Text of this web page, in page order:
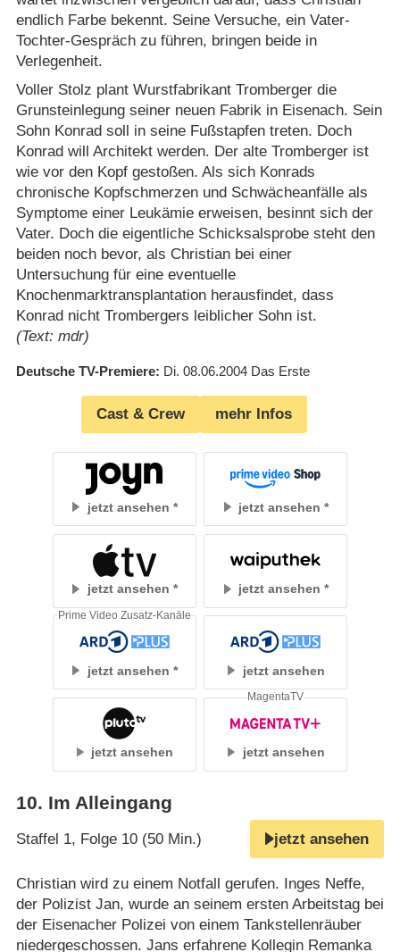
endlich Farbe bekennt. Seine Versuche, ein Vater-
Tochter-Gespräch zu führen, bringen beide in
Verlegenheit.
Voller Stolz plant Wurstfabrikant Tromberger die
Grunsteinlegung seiner neuen Fabrik in Eisenach. Sein
Sohn Konrad soll in seine Fußstapfen treten. Doch
Konrad will Architekt werden. Der alte Tromberger ist
wie vor den Kopf gestoßen. Als sich Konrads
chronische Kopfschmerzen und Schwächeanfälle als
Symptome einer Leukämie erweisen, besinnt sich der
Vater. Doch die eigentliche Schicksalsprobe steht den
beiden noch bevor, als Christian bei einer
Untersuchung für eine eventuelle
Knochenmarktransplantation herausfindet, dass
Konrad nicht Trombergers leiblicher Sohn ist.
(Text: mdr)
Deutsche TV-Premiere Di. 08.06.2004 Das Erste
Cast & Crew mehr Infos
jetzt ansehen jetzt ansehen
jetzt ansehen jetzt ansehen
jetzt ansehen
Prime Video Zusatz-Kanäle
jetzt ansehen
jetzt ansehen jetzt ansehen
MagentaTV
10. Im Alleingang
Staffel 1, Folge 10 (50 Min.) jetzt ansehen
Christian wird zu einem Notfall gerufen. Inges Neffe,
der Polizist Jan, wurde an seinem ersten Arbeitstag bei
der Eisenacher Polizei von einem Tankstellenräuber
niedergeschossen. Jans erfahrene Kollegin Remanka